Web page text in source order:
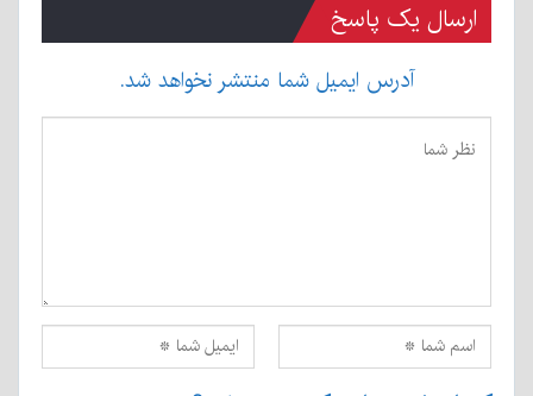
ارسال یک پاسخ
آدرس ایمیل شما منتشر نخواهد شد.